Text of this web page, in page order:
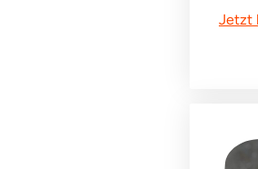
Jetzt